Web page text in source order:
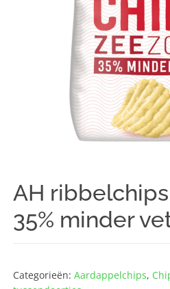
AH
35% minder
Categorieën:Aardappelchips,